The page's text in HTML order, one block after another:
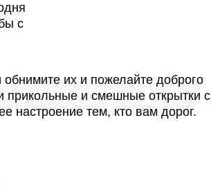
с
их и пожелайте доброго
прикольные и смешные открытки с
настроение тем, кто вам дорог.